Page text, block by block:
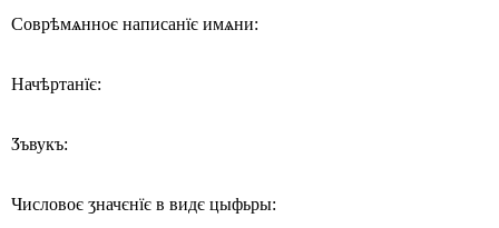
Соврѣмѧнноє написанїє имѧни:
Начѣртанїє:
Ӡъвукъ:
Числовоє ӡначєнїє в видє цыфьры: